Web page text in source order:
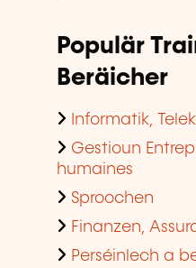
Populär
Beräicher
Informatik,
Gestioun
humaines
Sproochen
Finanzen,
Perséinlech a